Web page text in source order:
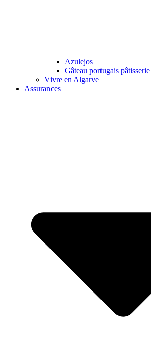
Azulejos
Gâteau portugais
Vivre en Algarve
Assurances